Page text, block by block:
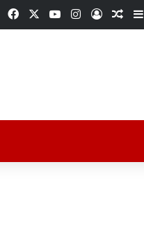
FacebookYouTubeInstagram
Acceso